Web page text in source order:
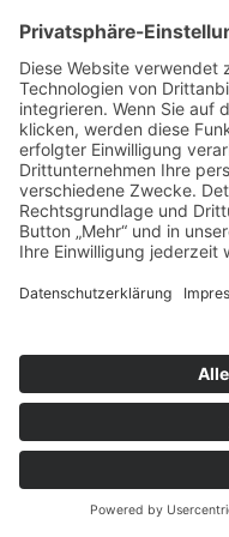
546.000,00 EUR
IN
ATTRAKTIVES MFH-
Steinmetzstraße 23 -
319 m²